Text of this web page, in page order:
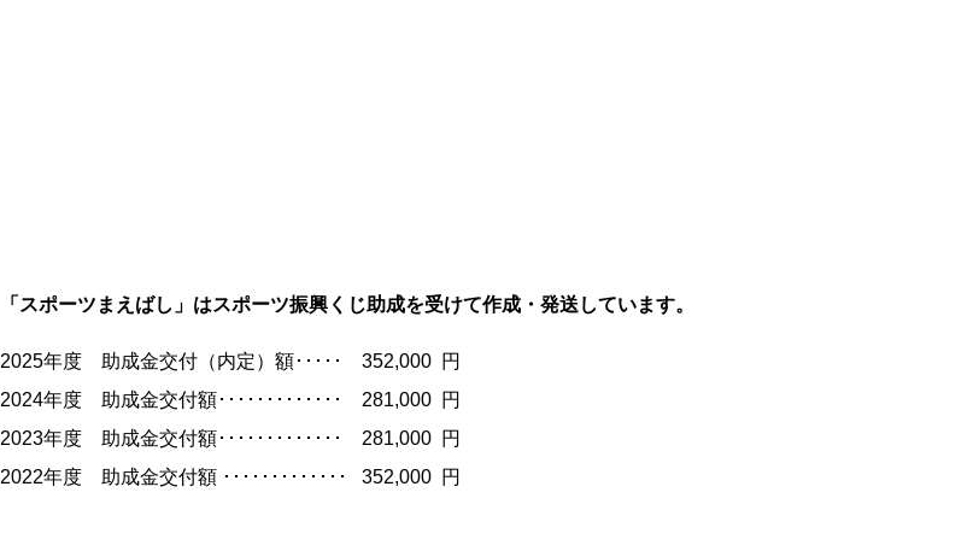
「スポーツまえばし」はスポーツ振興くじ助成を受けて作成・発送しています。
2025年度 助成金交付（内定）額･････ 352,000 円
2024年度 助成金交付額･････････････ 281,000 円
2023年度 助成金交付額･････････････ 281,000 円
2022年度 助成金交付額 ･････････････ 352,000 円